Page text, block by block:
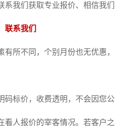
系我们获取专业报价、相信我们
联系我们
有所不同，个别月份也无优惠，
码标价，收费透明，不会因您公
看人报价的宰客情况。若客户之